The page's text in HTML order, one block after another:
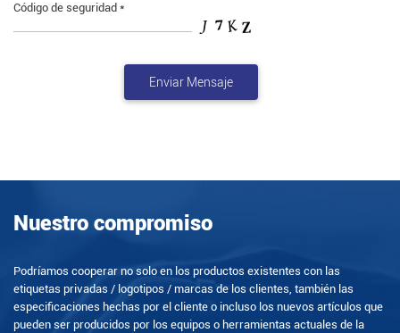
Código de seguridad *
Nuestro compromiso
Podríamos cooperar no solo en los productos existentes con las
etiquetas privadas / logotipos / marcas de los clientes, también las
especificaciones hechas por el cliente o incluso los nuevos artículos que
pueden ser producidos por los equipos o herramientas actuales de la